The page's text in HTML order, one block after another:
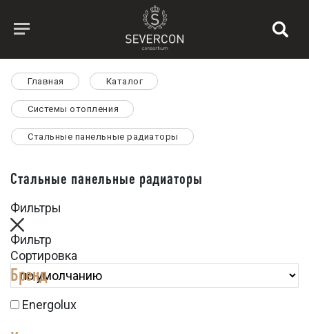
Главная Каталог
Системы отопления
Стальные панельные радиаторы
Стальные панельные радиаторы
Фильтры
Фильтр
Сортировка
Бренд
Energolux